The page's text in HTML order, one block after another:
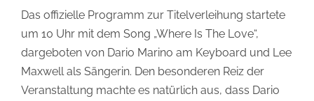
Das offizielle Programm zur Titelverleihung startete
um 10 Uhr mit dem Song „Where Is The Love“,
dargeboten von Dario Marino am Keyboard und Lee
Maxwell als Sängerin. Den besonderen Reiz der
Veranstaltung machte es natürlich aus, dass Dario